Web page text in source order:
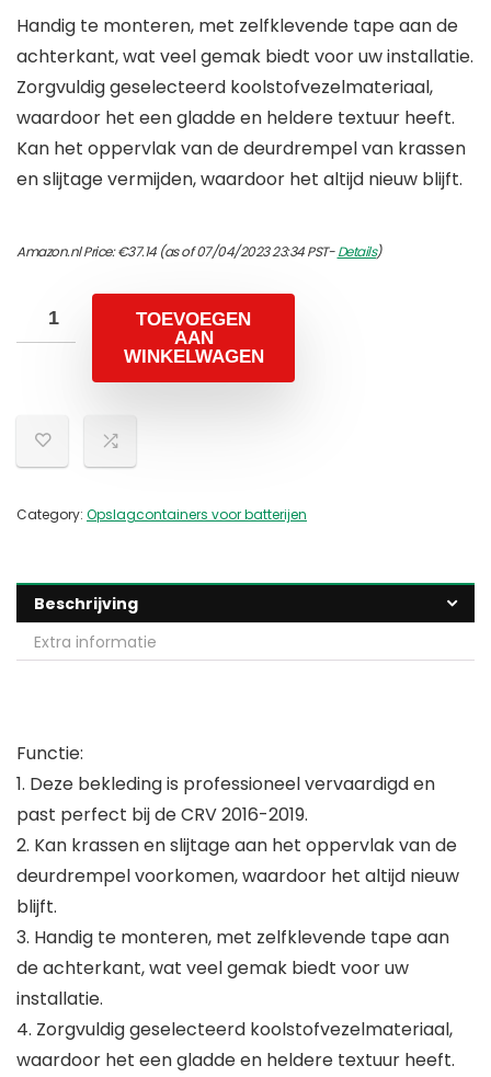
Handig te monteren, met zelfklevende tape aan de
achterkant, wat veel gemak biedt voor uw installatie.
Zorgvuldig geselecteerd koolstofvezelmateriaal,
waardoor het een gladde en heldere textuur heeft.
Kan het oppervlak van de deurdrempel van krassen
en slijtage vermijden, waardoor het altijd nieuw blijft.
Amazon.nl Price:€37.14(as of 07/04/2023 23:34 PST-Details)
TOEVOEGEN
AAN
WINKELWAGEN
Category: Opslagcontainers voor batterijen
Beschrijving
Extra informatie
Functie:
1. Deze bekleding is professioneel vervaardigd en
past perfect bij de CRV 2016-2019.
2. Kan krassen en slijtage aan het oppervlak van de
deurdrempel voorkomen, waardoor het altijd nieuw
blijft.
3. Handig te monteren, met zelfklevende tape aan
de achterkant, wat veel gemak biedt voor uw
installatie.
4. Zorgvuldig geselecteerd koolstofvezelmateriaal,
waardoor het een gladde en heldere textuur heeft.